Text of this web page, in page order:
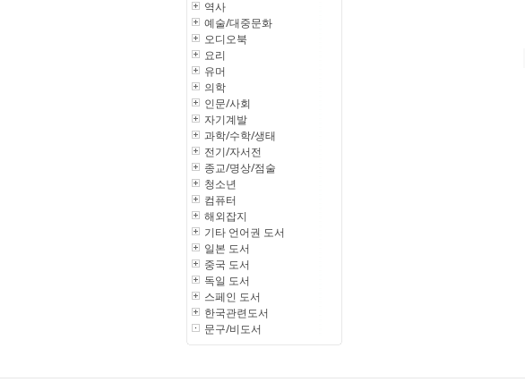
역사
예술/대중문화
오디오북
요리
유머
의학
인문/사회
자기계발
과학/수학/생태
전기/자서전
종교/명상/점술
청소년
컴퓨터
해외잡지
기타 언어권 도서
일본 도서
중국 도서
독일 도서
스페인 도서
한국관련도서
문구/비도서